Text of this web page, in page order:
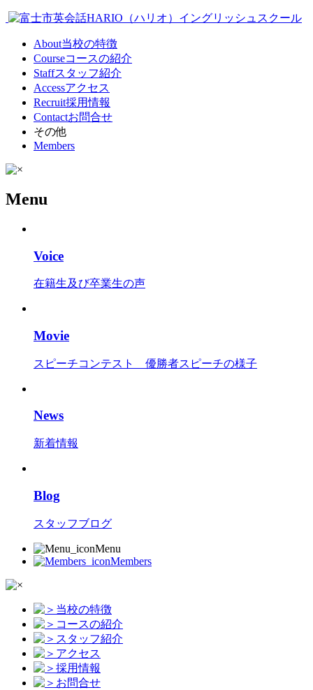
About当校の特徴
Courseコースの紹介
Staffスタッフ紹介
Accessアクセス
Recruit採用情報
Contactお問合せ
その他
Members
Menu
Voice
在籍生及び卒業生の声
Movie
スピーチコンテスト 優勝者スピーチの様子
News
新着情報
Blog
スタッフブログ
Menu
Members
当校の特徴
コースの紹介
スタッフ紹介
アクセス
採用情報
お問合せ